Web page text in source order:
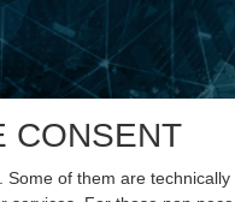
CONSENT
Some of them are